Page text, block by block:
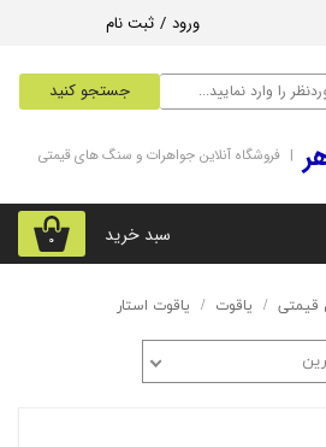
جستجو کنید
ورود / ثبت نام
۰ سبد خرید
| فروشگاه آنلاین جواهرات و سنگ های قیمتی
یاقوت یاقوت استار